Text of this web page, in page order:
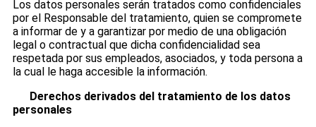
Los datos personales serán tratados como confidenciales
por el Responsable del tratamiento, quien se compromete
a informar de y a garantizar por medio de una obligación
legal o contractual que dicha confidencialidad sea
respetada por sus empleados, asociados, y toda persona a
la cual le haga accesible la información.
Derechos derivados del tratamiento de los datos
personales